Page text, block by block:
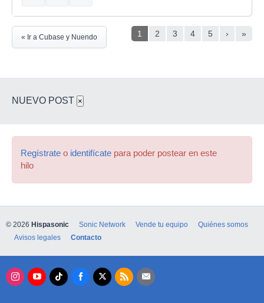
1 2 3 4 5 › »
« Ir a Cubase y Nuendo
NUEVO POST ×
Regístrate o identifícate para poder postear en este
hilo
© 2026 Hispasonic Sonic Network Vende tu equipo
Quiénes somos
Avisos legales
Contacto